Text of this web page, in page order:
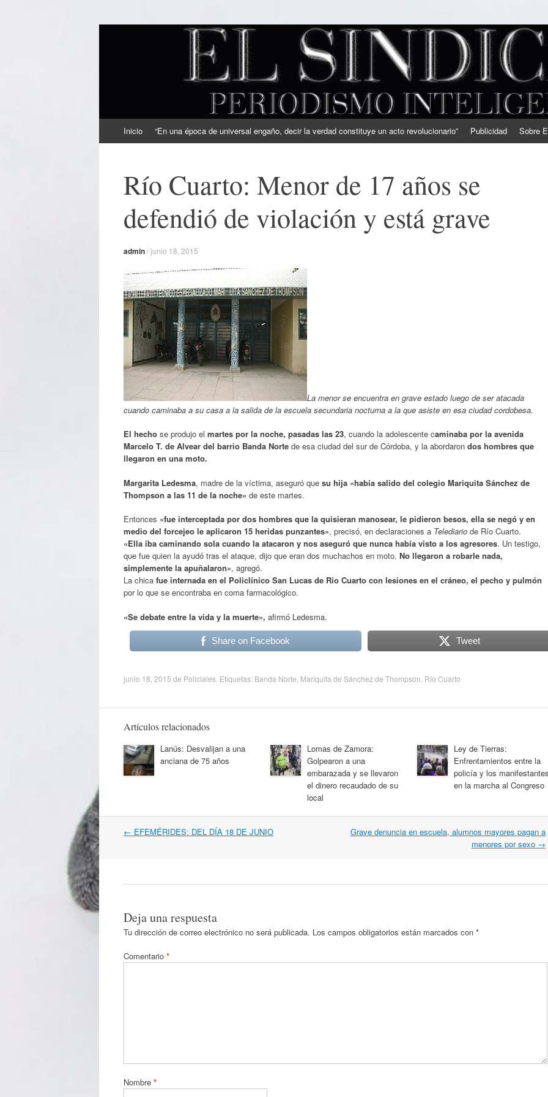
EL SINDICAL
Periodismo Inteligente
al
Inicio “En una época de universal engaño, decir la verdad constituye un acto revolucionario” Publicidad Sobre
Río Cuarto: Menor de 17 años se
defendió de violación y está grave
admin/junio 18, 2015
La menor se encuentra en grave estado luego de ser atacada
cuando caminaba a su casa a la salida de la escuela secundaria nocturna a la que asiste en esa ciudad cordobesa.
El hecho se produjo el martes por la noche, pasadas las 23, cuando la adolescente caminaba por la avenida
Marcelo T. de Alvear del barrio Banda Norte de esa ciudad del sur de Córdoba, y la abordaron dos hombres que
llegaron en una moto.
Margarita Ledesma, madre de la víctima, aseguró que su hija «había salido del colegio Mariquita Sánchez de
Thompson a las 11 de la noche» de este martes.
Entonces «fue interceptada por dos hombres que la quisieran manosear, le pidieron besos, ella se negó y en
medio del forcejeo le aplicaron 15 heridas punzantes», precisó, en declaraciones a Telediario de Río Cuarto.
«Ella iba caminando sola cuando la atacaron y nos aseguró que nunca había visto a los agresores. Un testigo,
que fue quien la ayudó tras el ataque, dijo que eran dos muchachos en moto. No llegaron a robarle nada,
simplemente la apuñalaron», agregó.
La chica fue internada en el Policlínico San Lucas de Río Cuarto con lesiones en el cráneo, el pecho y pulmón
por lo que se encontraba en coma farmacológico.
«Se debate entre la vida y la muerte», afirmó Ledesma.
Share on Facebook Tweet
junio 18, 2015 de Policiales . Etiquetas: Banda Norte Mariquita de Sánchez de Thompson Río Cuarto
Artículos relacionados
Lanús: Desvalijan a una
anciana de 75 años
Lomas de Zamora:
Golpearon a una
embarazada y se llevaron
el dinero recaudado de su
local
Ley de Tierras:
Enfrentamientos entre la
policía y los
en la marcha al Congreso
Navegación
← EFEMÉRIDES: DEL DÍA 18 DE JUNIO
Grave denuncia en escuela, alumnos mayores pagan a
menores por sexo →
Deja una respuesta
Tu dirección de correo electrónico no será publicada. Los campos obligatorios están marcados con *
Comentario *
Nombre *